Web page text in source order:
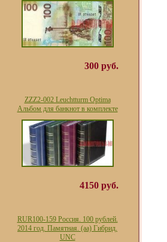
300 руб.
ZZZ2-002 Leuchtturm Optima
Альбом для банкнот в комплекте
4150 руб.
RUR100-159 Россия. 100 рублей.
2014 год. Памятная. (аа) Гибрид.
UNC